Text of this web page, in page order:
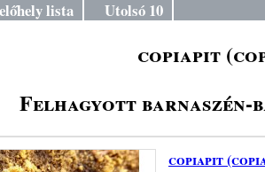
lista Utolsó 10
copiapit
Felhagyott barnaszén-
copiapit